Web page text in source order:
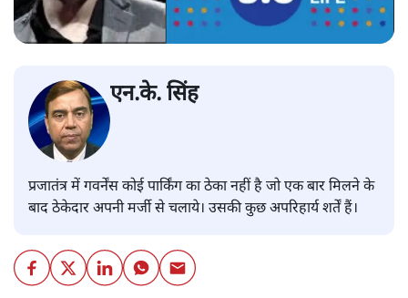
एन.के. सिंह
प्रजातंत्र में गवर्नेंस कोई पार्किंग का ठेका नहीं है जो एक बार मिलने के
बाद ठेकेदार अपनी मर्जी से चलाये। उसकी कुछ अपरिहार्य शर्तें हैं।